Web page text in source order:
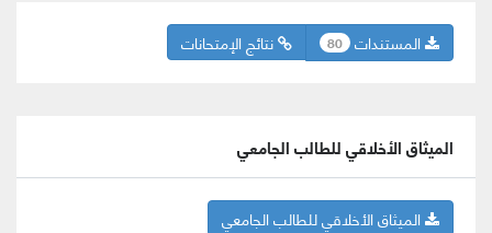
نتائج الإمتحانات المستندات 80
الميثاق الأخلاقي للطالب الجامعي
الميثاق الأخلاقي للطالب الجامعي